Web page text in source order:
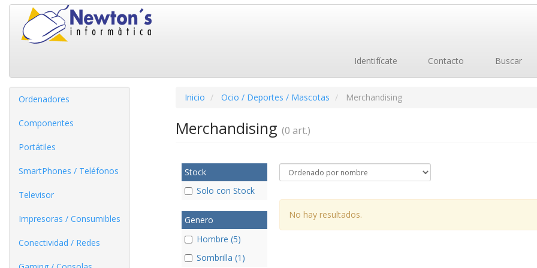
Identifícate Contacto Buscar
Ordenadores
Componentes
Portátiles
SmartPhones / Teléfonos
Televisor
Impresoras / Consumibles
Conectividad / Redes
Inicio Ocio / Deportes / Mascotas Merchandising
Merchandising (0 art.)
Stock
Solo con Stock
Genero
Hombre (5)
Sombrilla (1)
No hay resultados.